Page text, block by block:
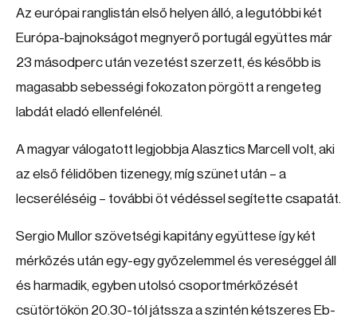
Az európai ranglistán első helyen álló, a legutóbbi két
Európa-bajnokságot megnyerő portugál együttes már
23 másodperc után vezetést szerzett, és később is
magasabb sebességi fokozaton pörgött a rengeteg
labdát eladó ellenfelénél.
A magyar válogatott legjobbja Alasztics Marcell volt, aki
az első félidőben tizenegy, míg szünet után – a
lecseréléséig – további öt védéssel segítette csapatát.
Sergio Mullor szövetségi kapitány együttese így két
mérkőzés után egy-egy győzelemmel és vereséggel áll
és harmadik, egyben utolsó csoportmérkőzését
csütörtökön 20.30-tól játssza a szintén kétszeres Eb-